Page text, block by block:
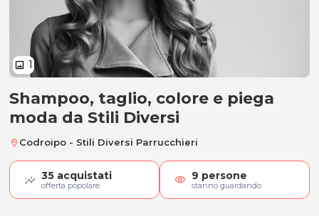
image 1
Shampoo, taglio, colore e piega
Shampoo, taglio, colore e piega
moda da Stili Diversi
location_on Codroipo - Stili Diversi Parrucchieri
35 acquistati
offerta popolare visibility 9 persone
stanno guardando